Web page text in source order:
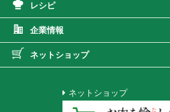
レシピ
企業情報
ネットショップ
ネットショップ